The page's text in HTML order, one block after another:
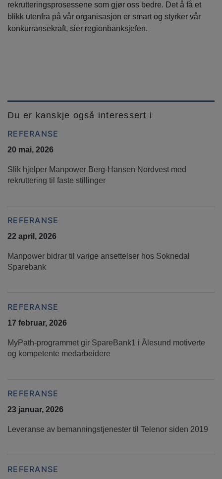
rekrutteringsprosessene som gjør oss bedre. Det å få et
blikk utenfra på vår organisasjon er smart og styrker vår
konkurransekraft, sier regionbanksjefen.
Du er kanskje også interessert i
REFERANSE
20 mai, 2026
Slik hjelper Manpower Berg-Hansen Nordvest med
rekruttering til faste stillinger
REFERANSE
22 april, 2026
Manpower bidrar til varige ansettelser hos Soknedal
Sparebank
REFERANSE
17 februar, 2026
MyPath-programmet gir SpareBank1 i Ålesund motiverte
og kompetente medarbeidere
REFERANSE
23 januar, 2026
Leveranse av bemanningstjenester til Telenor siden 2019
REFERANSE